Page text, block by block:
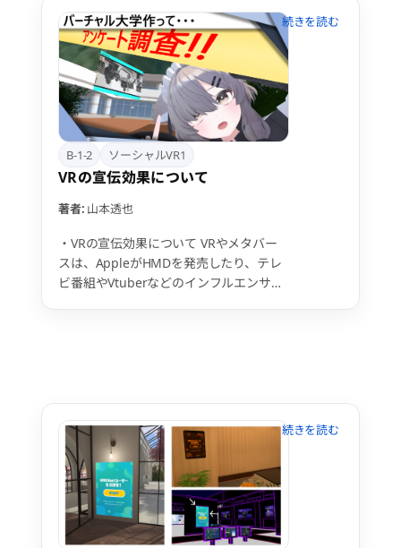
B-1-2 ソーシャルVR1
VRの宣伝効果について
著者: 山本透也
・VRの宣伝効果について VRやメタバー
スは、AppleがHMDを発売したり、テレ
ビ番組やVtuberなどのインフルエンサー
で行われるイベントを製品宣伝に利用す
る企業も限られている。ここ数年でのコ
ミュニティの盛り上がり程、企業の活用
は増えていないのである。 そこで、今回
はVRの宣伝利用に焦点を当て、アンケー
トによる実態調査を経て、VRの商用利用
においての利用法を考察する。 具体的な
調査法として、メタバース上にバーチャ